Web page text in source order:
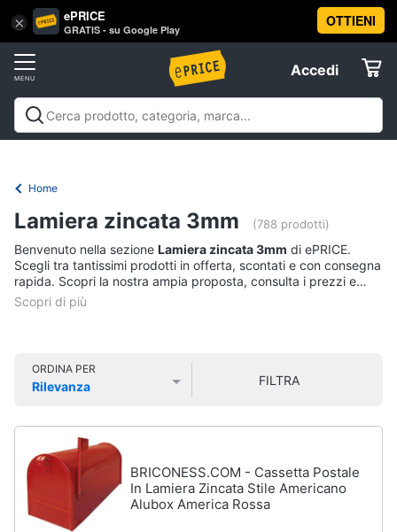
× ePRICE
GRATIS - su Google Play
OTTIENI
Accedi
Accedi
Registrati
Offerte
Informatica
Telefonia
Tv
Cinema
home
Videogiochi
Audio
Vai
al
Home
Lamiera zincata 3mm (788 prodotti)
Benvenuto nella sezione Lamiera zincata 3mm di ePRICE.
Scegli tra tantissimi prodotti in offerta, scontati e con consegna
rapida. Scopri la nostra ampia proposta, consulta i prezzi e
acquista comodamente online.
ORDINA PER
Rilevanza
FILTRA
BRICONESS.COM - Cassetta Postale
In Lamiera Zincata Stile Americano
Alubox America Rossa